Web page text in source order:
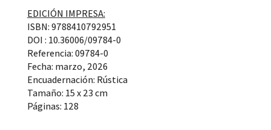
EDICIÓN IMPRESA:
ISBN: 9788410792951
DOI : 10.36006/09784-0
Referencia: 09784-0
Fecha: marzo, 2026
Encuadernación: Rústica
Tamaño: 15 x 23 cm
Páginas: 128